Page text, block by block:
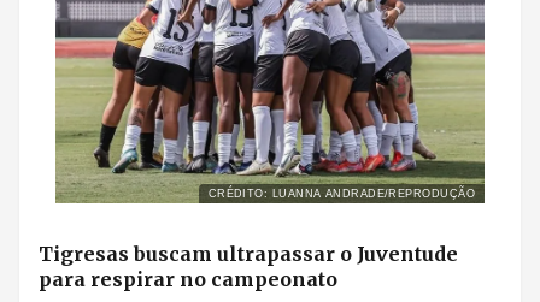
CRÉDITO: LUANNA ANDRADE/REPRODUÇÃO
Tigresas buscam ultrapassar o Juventude
para respirar no campeonato